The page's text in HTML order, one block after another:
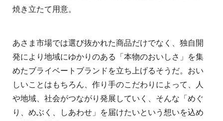
焼き立たて用意。
あさま市場では選び抜かれた商品だけでなく、独自開
発により地域にゆかりのある「本物のおいしさ」を集
めたブライベートブランドを立ち上げるそうだ。おい
しいことはもちろん、作り手のこだわりによって、人
や地域、社会がつながり発展していく、そんな「めぐ
り、めぶく、しあわせ」を届けたいという想いを込め